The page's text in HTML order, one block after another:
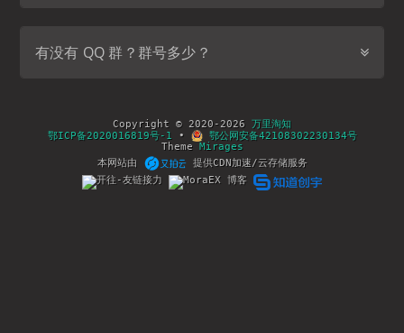
有没有 QQ 群？群号多少？
Copyright © 2020-2026 万里淘知
鄂ICP备2020016819号-1 •
鄂公网安备42108302230134号
Theme Mirages
本网站由
提供CDN加速/云存储服务